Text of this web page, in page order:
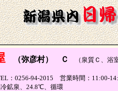
（弥彦村） Ｃ （泉質Ｃ、浴
：0256-94-2015 営業時間：11:00-
鉱泉、24.8℃、循環